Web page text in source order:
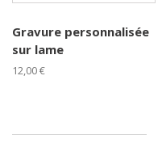
Gravure personnalisée
sur lame
12,00 €